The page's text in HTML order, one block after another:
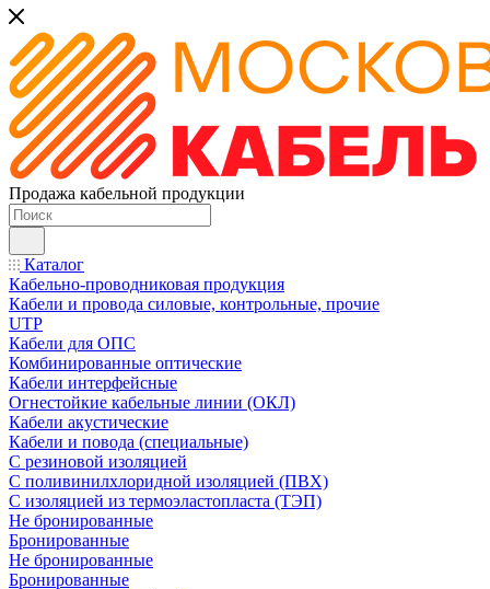
Продажа кабельной продукции
Каталог
Кабельно-проводниковая продукция
Кабели и провода силовые, контрольные, прочие
UTP
Кабели для ОПС
Комбинированные оптические
Кабели интерфейсные
Огнестойкие кабельные линии (ОКЛ)
Кабели акустические
Кабели и повода (специальные)
С резиновой изоляцией
С поливинилхлоридной изоляцией (ПВХ)
С изоляцией из термоэластопласта (ТЭП)
Не бронированные
Бронированные
Не бронированные
Бронированные